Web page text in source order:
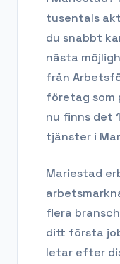
tusentals
du snabbt
nästa
från
företag som
nu finns det
tjänster i
Mariestad
flera
ditt första
letar efter